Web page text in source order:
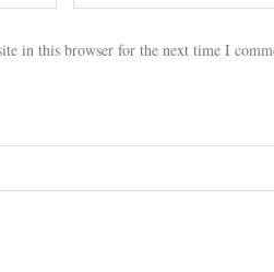
in this browser for the next time I